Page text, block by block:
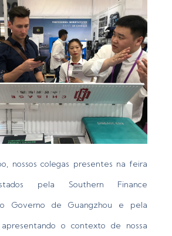
nossos colegas presentes na feira
pela Southern Finance
Governo de Guangzhou e pela
o contexto de nossa